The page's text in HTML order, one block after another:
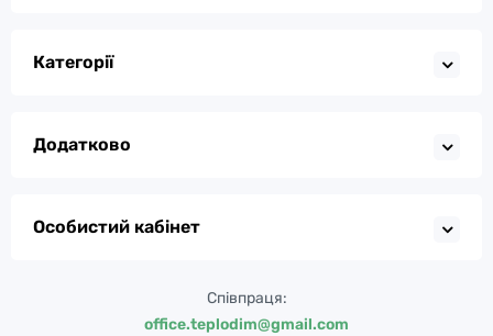
Категорії
Додатково
Особистий кабінет
Співпраця:
office.teplodim@gmail.com